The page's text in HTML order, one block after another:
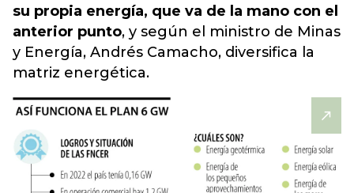
su propia energía, que va de la mano con el
anterior punto, y según el ministro de Minas
y Energía, Andrés Camacho, diversifica la
matriz energética.